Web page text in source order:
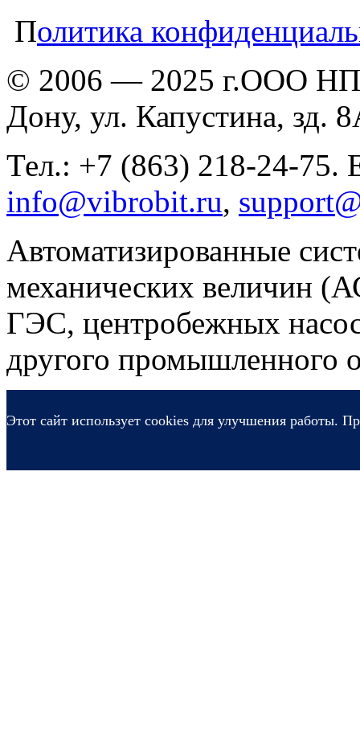
Политика
© 2006 — 2025 г.ООО
Дону, ул. Капустина, зд.
Тел.: +7 (863) 218-24-75.
info@vibrobit.ru,
Автоматизированные
механических величин
ГЭС, центробежных
другого промышленного
Этот сайт использует cookies для улучшения работы.